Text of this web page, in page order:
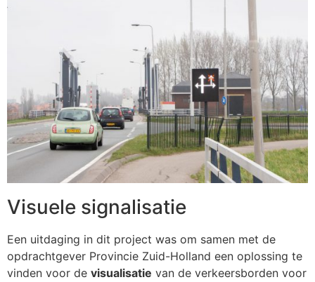
Visuele signalisatie
Een uitdaging in dit project was om samen met de
opdrachtgever Provincie Zuid-Holland een oplossing te
vinden voor de visualisatie van de verkeersborden voor